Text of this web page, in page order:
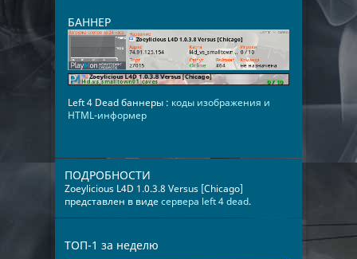
БАННЕР
Left 4 Dead баннеры : коды изображения и
HTML-информер
ПОДРОБНОСТИ
Zoeylicious L4D 1.0.3.8 Versus [Chicago]
представлен в видесервера left 4 dead.
ТОП-1 за неделю